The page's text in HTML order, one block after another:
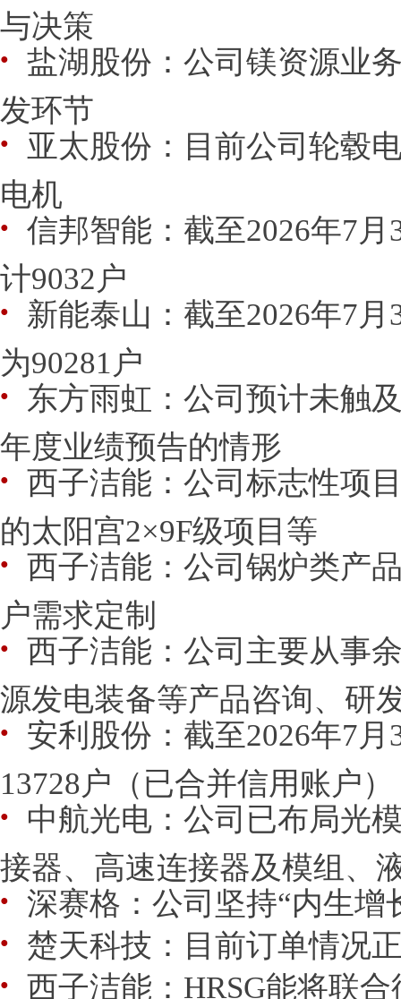
与决策
● 盐湖股份：公司镁资源业
发环节
● 亚太股份：目前公司轮毂
电机
● 信邦智能：截至2026年7
计9032户
● 新能泰山：截至2026年7
为90281户
● 东方雨虹：公司预计未触
年度业绩预告的情形
● 西子洁能：公司标志性项
的太阳宫2×9F级项目等
● 西子洁能：公司锅炉类产
户需求定制
● 西子洁能：公司主要从事
源发电装备等产品咨询、研
● 安利股份：截至2026年7
13728户（已合并信用账户）
● 中航光电：公司已布局光
接器、高速连接器及模组、
● 深赛格：公司坚持“内生增
● 楚天科技：目前订单情况
● 西子洁能：HRSG能将联